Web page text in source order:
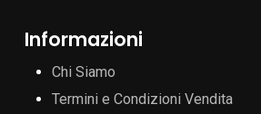
Informazioni
Chi Siamo
Termini e Condizioni Vendita